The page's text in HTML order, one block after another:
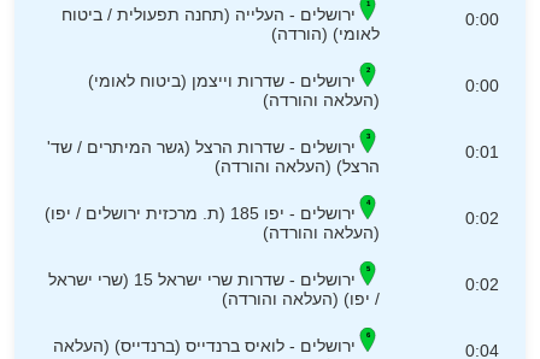
0:00
ירושלים - העלייה (תחנה תפעולית / ביטוח
לאומי) (הורדה)
0:00
ירושלים - שדרות וייצמן (ביטוח לאומי)
(העלאה והורדה)
0:01
ירושלים - שדרות הרצל (גשר המיתרים / שד'
הרצל) (העלאה והורדה)
0:02
ירושלים - יפו 185 (ת. מרכזית ירושלים / יפו)
(העלאה והורדה)
0:02
ירושלים - שדרות שרי ישראל 15 (שרי ישראל
/ יפו) (העלאה והורדה)
0:04
ירושלים - לואיס ברנדייס (ברנדייס) (העלאה